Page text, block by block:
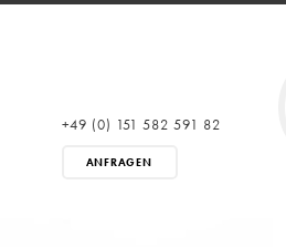
+49 (0) 151 582 591 82
ANFRAGEN